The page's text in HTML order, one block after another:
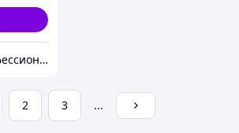
Gastrotech - Профессиональное оборудование
2 3 ...